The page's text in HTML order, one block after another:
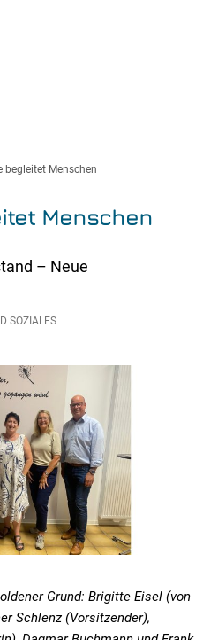
begleitet Menschen
Menschen
– Neue
SOZIALES
Grund: Brigitte Eisel (von
Schlenz (Vorsitzender),